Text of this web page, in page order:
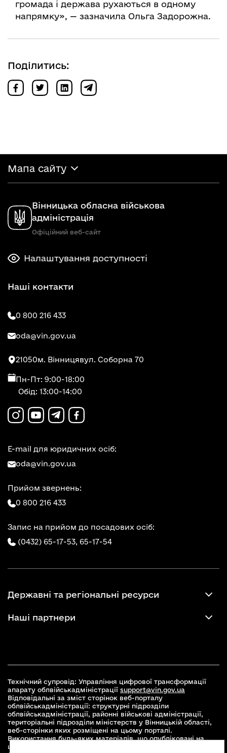
громада і держава рухаються в одному
напрямку», — зазначила Ольга Задорожна.
Поділитись:
Мапа сайту
Вінницька обласна військова
адміністрація
Офіційний веб-сайт
Налаштування доступності
Наші контакти
0 800 216 433
oda@vin.gov.ua
21050м. Вінницявул. Соборна 70
Пн-Пт: 9:00-18:00
Обід: 13:00-14:00
E-mail для юридичних осіб:
oda@vin.gov.ua
Прийом звернень:
0 800 216 433
Запис на прийом до посадових осіб:
(0432) 65-17-53, 65-17-54
Державні та регіональні ресурси
Наші партнери
Технічний супровід: Управління цифрової трансформації
апарату облвійськадміністрації support@vin.gov.ua
Відповідальні за зміст сторінок веб-порталу
облвійськадміністрації: структурні підрозділи
облвійськадміністрації, районні військові адміністрації,
територіальні підрозділи міністерств у Вінницькій області,
веб-сторінки яких розміщені на цьому порталі.
Використання будь-яких матеріалів, що опубліковані на
цьому сайті, дозволяється при умові зазначення посилання